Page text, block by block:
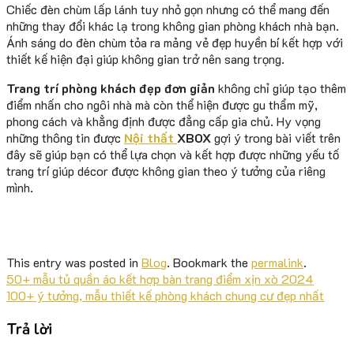
Chiếc đèn chùm lấp lánh tuy nhỏ gọn nhưng có thể mang đến
những thay đổi khác lạ trong không gian phòng khách nhà bạn.
Ánh sáng do đèn chùm tỏa ra mảng vẻ đẹp huyền bí kết hợp với
thiết kế hiện đại giúp không gian trở nên sang trọng.
Trang trí phòng khách đẹp đơn giản không chỉ giúp tạo thêm
điểm nhấn cho ngôi nhà mà còn thể hiện được gu thẩm mỹ,
phong cách và khẳng định được đẳng cấp gia chủ. Hy vọng
những thông tin được Nội thất XBOXgợi ý trong bài viết trên
đây sẽ giúp bạn có thể lựa chọn và kết hợp được những yếu tố
trang trí giúp décor được không gian theo ý tưởng của riêng
mình.
This entry was posted in Blog. Bookmark the permalink.
50+ mẫu tủ quần áo kết hợp bàn trang điểm xịn xò 2024
100+ ý tưởng, mẫu thiết kế phòng khách chung cư đẹp nhất
Trả lời